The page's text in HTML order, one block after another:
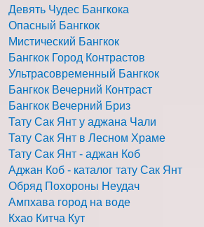
Девять Чудес Бангкока
Опасный Бангкок
Мистический Бангкок
Бангкок Город Контрастов
Ультрасовременный Бангкок
Бангкок Вечерний Контраст
Бангкок Вечерний Бриз
Тату Сак Янт у аджана Чали
Тату Сак Янт в Лесном Храме
Тату Сак Янт - аджан Коб
Аджан Коб - каталог тату Сак Янт
Обряд Похороны Неудач
Ампхава город на воде
Кхао Китча Кут